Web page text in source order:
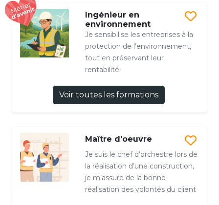
Ingénieur en
environnement
Je sensibilise les entreprises à la
protection de l’environnement,
tout en préservant leur
rentabilité
Voir toutes les formations
Maître d'oeuvre
Je suis le chef d’orchestre lors de
la réalisation d’une construction,
je m’assure de la bonne
réalisation des volontés du client